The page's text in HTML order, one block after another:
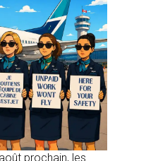
prochain, les